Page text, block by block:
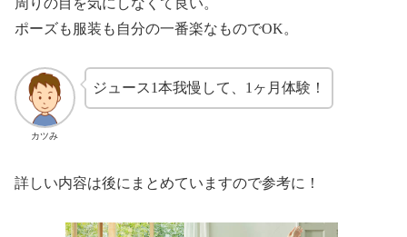
ポーズも服装も自分の一番楽なものでOK。
カツみ
ジュース1本我慢して、1ヶ月体験！
詳しい内容は後にまとめていますので参考に！